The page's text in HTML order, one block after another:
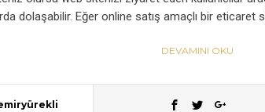
dolaşabilir. Eğer online satış amaçlı bir eticaret
DEVAMINI OKU